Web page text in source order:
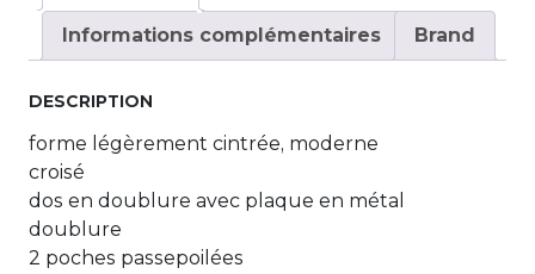
Informations complémentaires Brand
DESCRIPTION
forme légèrement cintrée, moderne
croisé
dos en doublure avec plaque en métal
doublure
2 poches passepoilées